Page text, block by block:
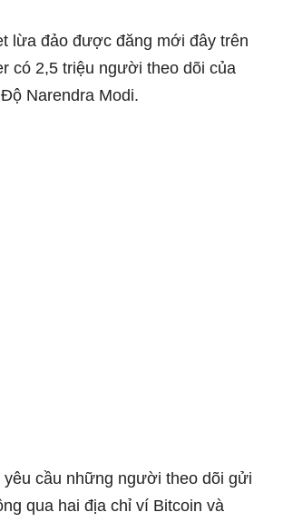
lừa đảo được đăng mới đây trên
có 2,5 triệu người theo dõi của
Narendra Modi.
yêu cầu những người theo dõi gửi
qua hai địa chỉ ví Bitcoin và